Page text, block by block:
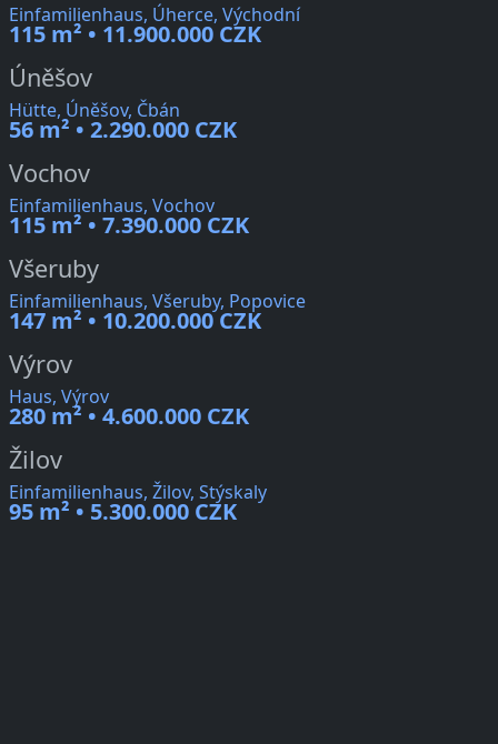
Einfamilienhaus, Úherce, Východní
115 m² • 11.900.000 CZK
Úněšov
Hütte, Úněšov, Čbán
56 m² • 2.290.000 CZK
Vochov
Einfamilienhaus, Vochov
115 m² • 7.390.000 CZK
Všeruby
Einfamilienhaus, Všeruby, Popovice
147 m² • 10.200.000 CZK
Výrov
Haus, Výrov
280 m² • 4.600.000 CZK
Žilov
Einfamilienhaus, Žilov, Stýskaly
95 m² • 5.300.000 CZK